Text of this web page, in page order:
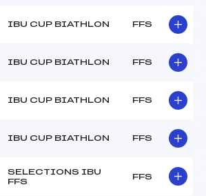
IBU CUP BIATHLON FFS
IBU CUP BIATHLON FFS
IBU CUP BIATHLON FFS
IBU CUP BIATHLON FFS
SELECTIONS IBU
FFS
FFS